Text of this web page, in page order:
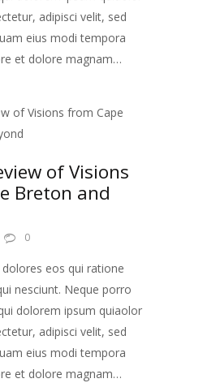
adipisci velit, sed
eius modi tempora
et dolore magnam…
of Visions
Breton and
0
eos qui ratione
nesciunt. Neque porro
dolorem ipsum quiaolor
adipisci velit, sed
eius modi tempora
et dolore magnam…